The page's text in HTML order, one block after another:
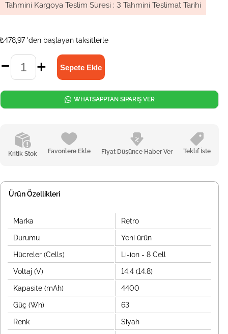
Tahmini Kargoya Teslim Süresi : 3 Tahmini Teslimat Tarihi
₺478,97 'den başlayan taksitlerle
Kritik Stok Favorilere Ekle Fiyat Düşünce Haber Ver Teklif İste
WHATSAPPTAN SİPARİŞ VER
Ürün Özellikleri
Marka Retro
Durumu Yeni ürün
Hücreler (Cells) Li-ion - 8 Cell
Voltaj (V) 14.4 (14.8)
Kapasite (mAh) 4400
Güç (Wh) 63
Renk Siyah